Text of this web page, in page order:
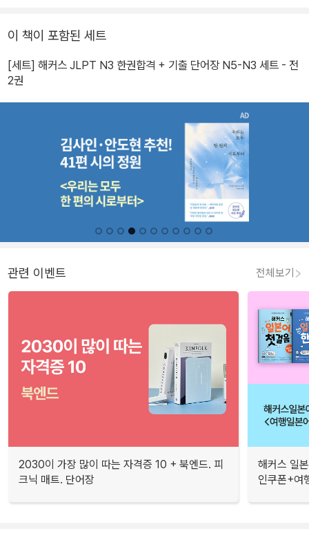
이 책이 포함된 세트
[세트] 해커스 JLPT N3 한권합격 + 기출 단어장 N5-N3 세트 - 전
2권
관련 이벤트 전체보기
2030이 가장 많이 따는 자격증 10 + 북엔드. 피
크닉 매트. 단어장
해커스 일
인쿠폰+여